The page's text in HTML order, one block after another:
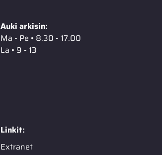
Auki arkisin:
Ma - Pe • 8.30 - 17.00
La • 9 - 13
Linkit:
Extranet